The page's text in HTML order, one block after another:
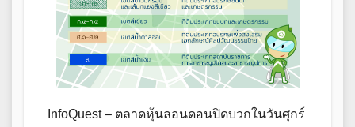
InfoQuest – ตลาดหุ้นลอนดอนปิดบวกในวันศุกร์